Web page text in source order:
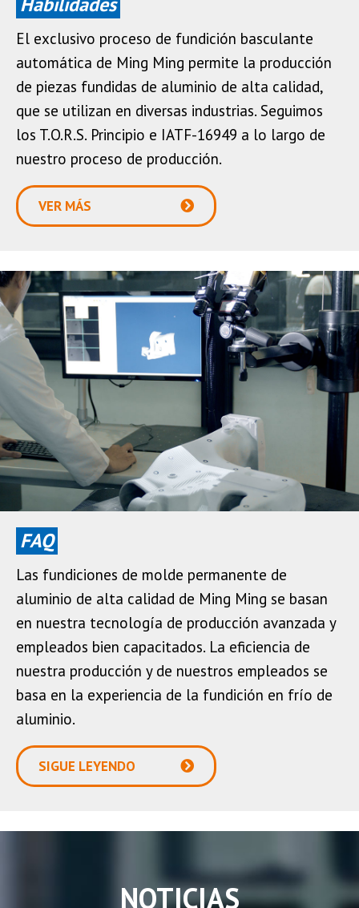
El exclusivo proceso de fundición basculante
automática de Ming Ming permite la producción
de piezas fundidas de aluminio de alta calidad,
que se utilizan en diversas industrias. Seguimos
los T.O.R.S. Principio e IATF-16949 a lo largo de
nuestro proceso de producción.
VER MÁS
FAQ
Las fundiciones de molde permanente de
aluminio de alta calidad de Ming Ming se basan
en nuestra tecnología de producción avanzada y
empleados bien capacitados. La eficiencia de
nuestra producción y de nuestros empleados se
basa en la experiencia de la fundición en frío de
aluminio.
SIGUE LEYENDO
NOTICIAS